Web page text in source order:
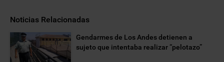
Noticias Relacionadas
Gendarmes de Los Andes detienen a
sujeto que intentaba realizar “pelotazo”